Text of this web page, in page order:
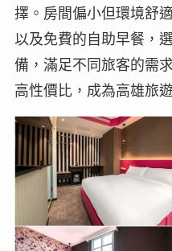
擇。房間偏小但環境舒
以及免費的自助早餐，
備，滿足不同旅客的需
高性價比，成為高雄旅